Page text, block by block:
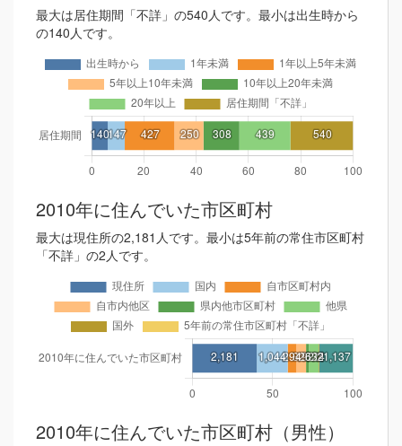
最大は居住期間「不詳」の540人です。最小は出生時から
の140人です。
2010年に住んでいた市区町村
最大は現住所の2,181人です。最小は5年前の常住市区町村
「不詳」の2人です。
2010年に住んでいた市区町村（男性）